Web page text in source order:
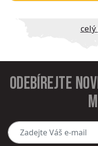
Odebírejte
Zadejte Váš e-mail